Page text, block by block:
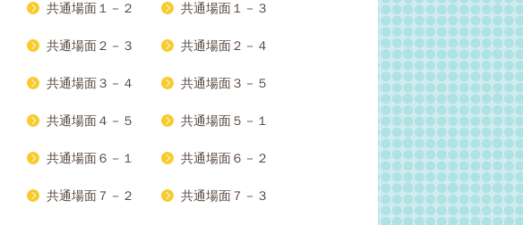
共通場面１－２ 共通場面１－３
共通場面２－３ 共通場面２－４
共通場面３－４ 共通場面３－５
共通場面４－５ 共通場面５－１
共通場面６－１ 共通場面６－２
共通場面７－２ 共通場面７－３